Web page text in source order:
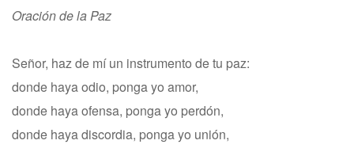
Oración de la Paz
Señor, haz de mí un instrumento de tu paz:
donde haya odio, ponga yo amor,
donde haya ofensa, ponga yo perdón,
donde haya discordia, ponga yo unión,